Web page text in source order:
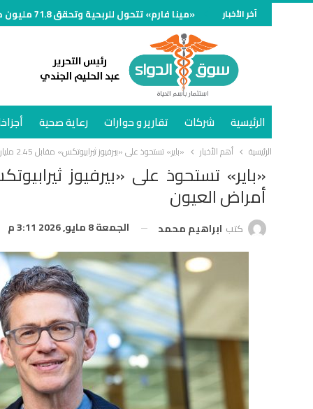
آخر الأخبار «مينا فارم» تتحول للربحية وتحقق 71.8 مليون جنيه خلال الربع الأول من 2026
الرئيسية شركات تقارير و حوارات رعاية صحية
الرئيسية أهم الأخبار «باير» تستحوذ على «بيرفيوز ثيرابيوتكس» مقابل 2.45 مليار دولار لتعزيز علاجات أمراض العيون
أمراض العيون
كتب ابراهيم محمد الجمعة 8 مايو, 2026 3:11 م